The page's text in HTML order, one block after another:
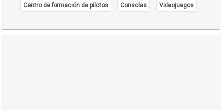
Centro de formación de pilotos Consolas Videojuegos